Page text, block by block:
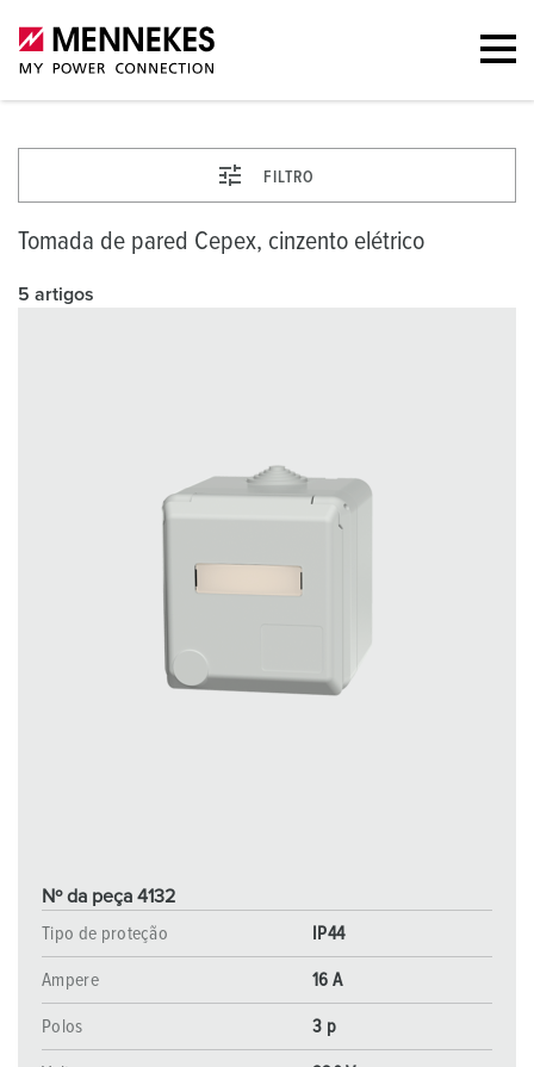
FILTRO
Tomada de pared Cepex, cinzento elétrico
5 artigos
Nº da peça 4132
Tipo de proteção
IP44
Ampere 16 A
Polos 3 p